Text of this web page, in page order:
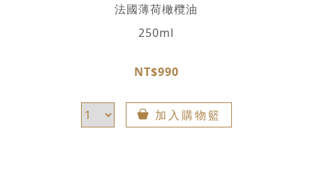
法國薄荷橄欖油
250ml
NT$990
加入購物籃